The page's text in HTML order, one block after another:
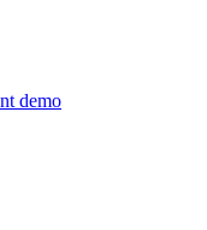
demo